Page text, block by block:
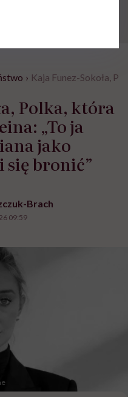
› Kaja Funez-Sokoła,
Polka, która
„To ja
jako
się bronić”
Brach
09:59